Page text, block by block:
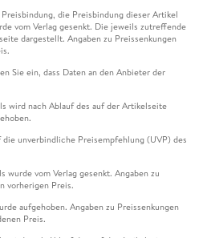
die Preisbindung dieser Artikel
vom Verlag gesenkt. Die jeweils zutreffende
dargestellt. Angaben zu Preissenkungen
Sie ein, dass Daten an den Anbieter der
wird nach Ablauf des auf der Artikelseite
unverbindliche Preisempfehlung (UVP) des
wurde vom Verlag gesenkt. Angaben zu
vorherigen Preis.
aufgehoben. Angaben zu Preissenkungen
Preis.